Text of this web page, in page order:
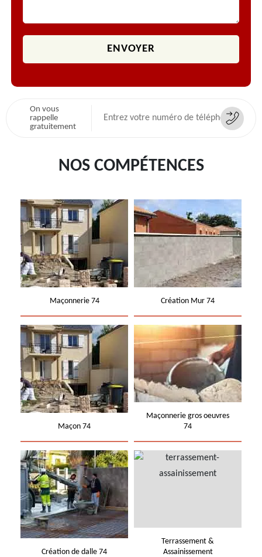
On vous
rappelle
gratuitement
NOS COMPÉTENCES
Maçonnerie 74 Création Mur 74
Maçon 74
Maçonnerie gros oeuvres
74
Création de dalle 74
Terrassement &
Assainissement